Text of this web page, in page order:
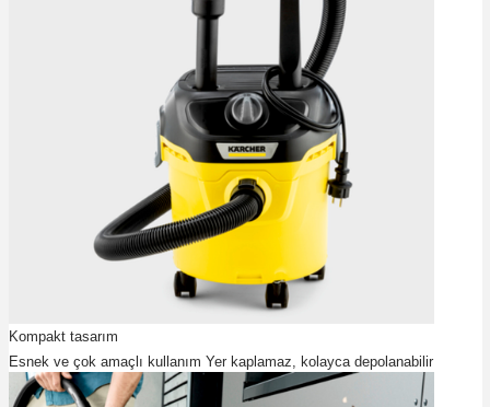
Kompakt tasarım
Esnek ve çok amaçlı kullanım Yer kaplamaz, kolayca depolanabilir